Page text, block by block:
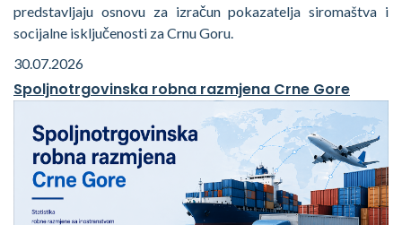
predstavljaju osnovu za izračun pokazatelja siromaštva i
socijalne isključenosti za Crnu Goru.
30.07.2026
Spoljnotrgovinska robna razmjena Crne Gore